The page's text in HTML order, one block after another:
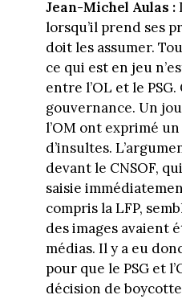
Jean-Michel Aulas :
lorsqu’il prend ses
doit les assumer.
ce qui est en jeu
entre l’OL et le PSG.
gouvernance. Un
l’OM ont exprimé
d’insultes.
devant le CNSOF,
saisie
compris la LFP,
des images avaient
médias. Il y a eu
pour que le PSG et
décision de